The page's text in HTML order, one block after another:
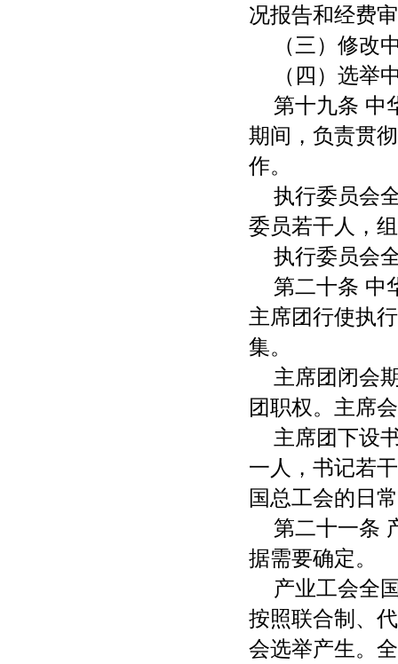
况报告和经费
（三）修改
（四）选举
第十九条 中
期间，负责贯
作。
执行委员会
委员若干人，
执行委员会
第二十条 中
主席团行使执
集。
主席团闭会
团职权。主席
主席团下设
一人，书记若
国总工会的日
第二十一条
据需要确定。
产业工会全
按照联合制、
会选举产生。